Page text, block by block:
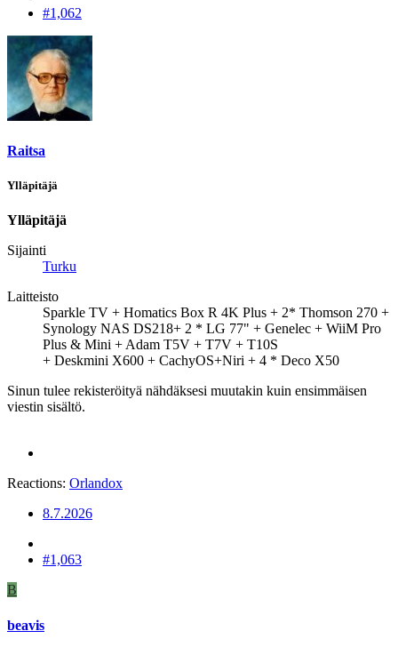
#1,062
Raitsa
Ylläpitäjä
Ylläpitäjä
Sijainti
Turku
Laitteisto
Sparkle TV + Homatics Box R 4K Plus + 2* Thomson 270 +
Synology NAS DS218+ 2 * LG 77" + Genelec + WiiM Pro
Plus & Mini + Adam T5V + T7V + T10S
+ Deskmini X600 + CachyOS+Niri + 4 * Deco X50
Sinun tulee rekisteröityä nähdäksesi muutakin kuin ensimmäisen
viestin sisältö.
Reactions: Orlandox
8.7.2026
#1,063
B
beavis